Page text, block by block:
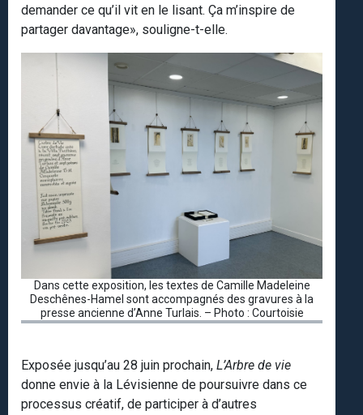
demander ce qu’il vit en le lisant. Ça m’inspire de
partager davantage», souligne-t-elle.
Dans cette exposition, les textes de Camille Madeleine
Deschênes-Hamel sont accompagnés des gravures à la
presse ancienne d’Anne Turlais. – Photo : Courtoisie
Exposée jusqu’au 28 juin prochain, L’Arbre de vie
donne envie à la Lévisienne de poursuivre dans ce
processus créatif, de participer à d’autres